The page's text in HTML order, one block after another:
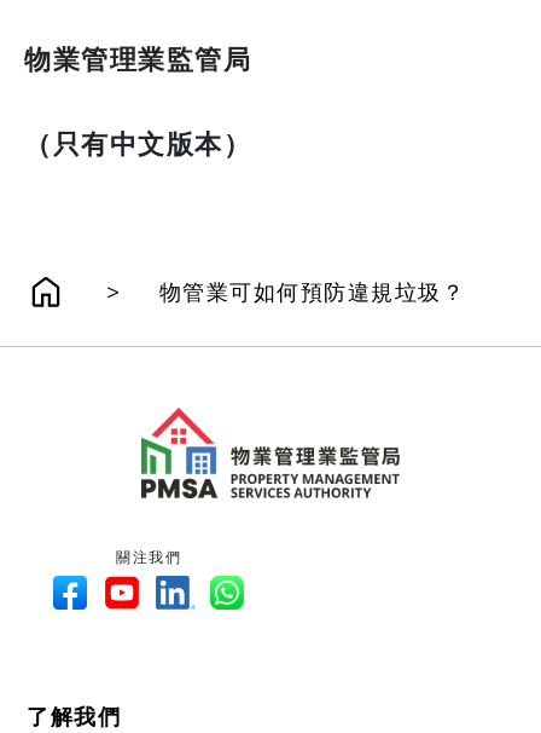
物業管理業監管局
（只有中文版本）
> 物管業可如何預防違規垃圾？
關注我們
了解我們